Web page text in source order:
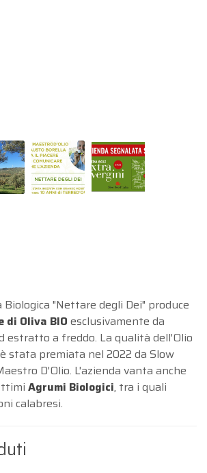
Biologica "Nettare degli Dei" produce
di Oliva BIO esclusivamente da
estratto a freddo. La qualità dell'Olio
stata premiata nel 2022 da Slow
D'Olio. L'azienda vanta anche
Agrumi Biologici, tra i quali
calabresi.